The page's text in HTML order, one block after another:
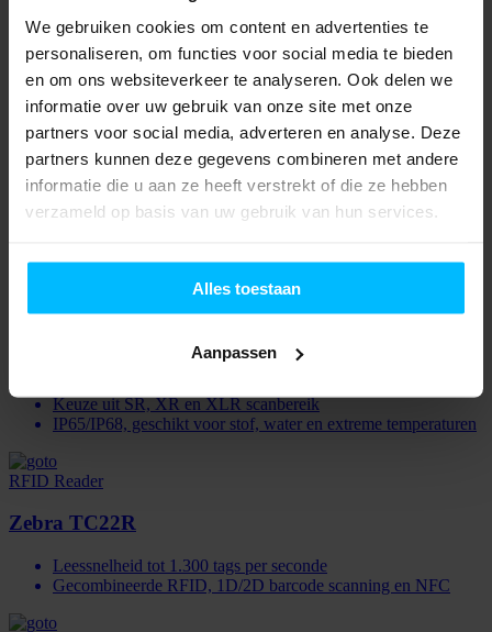
We gebruiken cookies om content en advertenties te
personaliseren, om functies voor social media te bieden
en om ons websiteverkeer te analyseren. Ook delen we
informatie over uw gebruik van onze site met onze
partners voor social media, adverteren en analyse. Deze
partners kunnen deze gegevens combineren met andere
informatie die u aan ze heeft verstrekt of die ze hebben
verzameld op basis van uw gebruik van hun services.
Alles toestaan
Aanpassen
Zebra DS3600-XR
Beschikbaar als bedraad of draadloos (Bluetooth)
Bestand tegen vallen, stof en water
Rugged scanner
Honeywell Granit Ultra 2105i
IP65/IP68, geschikt voor stof, water en extreme temperaturen
Rugged scanner
Honeywell Granit Ultra 2100i
Keuze uit SR, XR en XLR scanbereik
IP65/IP68, geschikt voor stof, water en extreme temperaturen
RFID Reader
Zebra TC22R
Leessnelheid tot 1.300 tags per seconde
Gecombineerde RFID, 1D/2D barcode scanning en NFC